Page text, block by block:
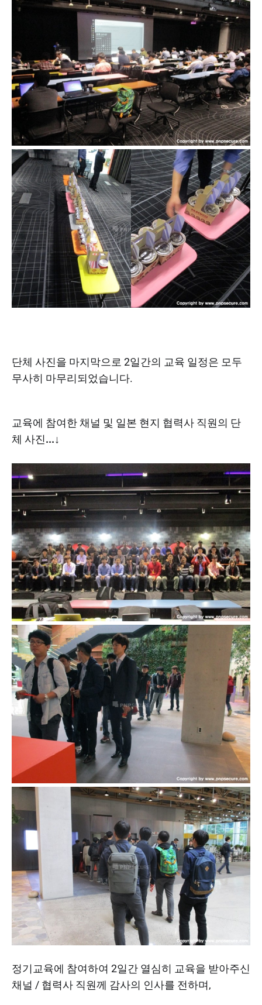
단체 사진을 마지막으로 2일간의 교육 일정은 모두
무사히 마무리되었습니다.
교육에 참여한 채널 및 일본 현지 협력사 직원의 단
체 사진...↓
정기교육에 참여하여 2일간 열심히 교육을 받아주신
채널 / 협력사 직원께 감사의 인사를 전하며,